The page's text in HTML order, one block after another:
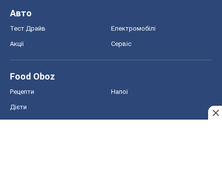
Авто
Тест Драйв Електромобілі
Акції Сервіс
Food Oboz
Рецепти Напої
Дієти